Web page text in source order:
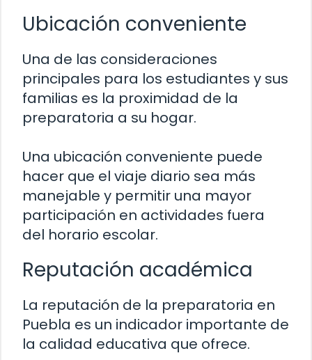
Ubicación conveniente
Una de las consideraciones
principales para los estudiantes y sus
familias es la proximidad de la
preparatoria a su hogar.
Una ubicación conveniente puede
hacer que el viaje diario sea más
manejable y permitir una mayor
participación en actividades fuera
del horario escolar.
Reputación académica
La reputación de la preparatoria en
Puebla es un indicador importante de
la calidad educativa que ofrece.